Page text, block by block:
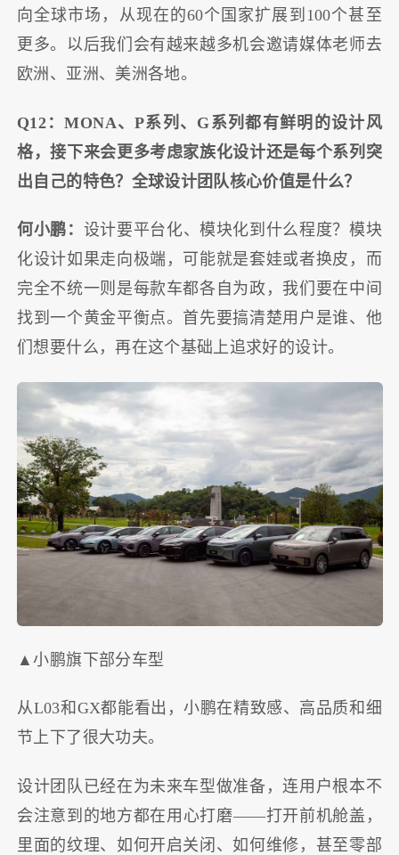
向全球市场，从现在的60个国家扩展到100个甚至
更多。以后我们会有越来越多机会邀请媒体老师去
欧洲、亚洲、美洲各地。
Q12：MONA、P系列、G系列都有鲜明的设计风
格，接下来会更多考虑家族化设计还是每个系列突
出自己的特色？全球设计团队核心价值是什么？
何小鹏： 设计要平台化、模块化到什么程度？模块
化设计如果走向极端，可能就是套娃或者换皮，而
完全不统一则是每款车都各自为政，我们要在中间
找到一个黄金平衡点。首先要搞清楚用户是谁、他
们想要什么，再在这个基础上追求好的设计。
▲小鹏旗下部分车型
从L03和GX都能看出，小鹏在精致感、高品质和细
节上下了很大功夫。
设计团队已经在为未来车型做准备，连用户根本不
会注意到的地方都在用心打磨——打开前机舱盖，
里面的纹理、如何开启关闭、如何维修，甚至零部